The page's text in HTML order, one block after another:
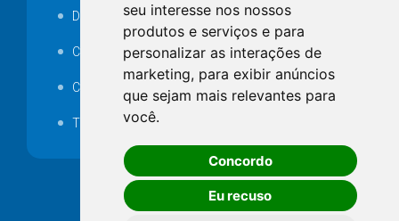
seu interesse nos nossos
produtos e serviços e para
personalizar as interações de
marketing, para exibir anúncios
que sejam mais relevantes para
você.
Concordo
Eu recuso
Desapropriações
Catalogo Eletrônico de Padronização
Consórcios Municipais
Telefones Úteis